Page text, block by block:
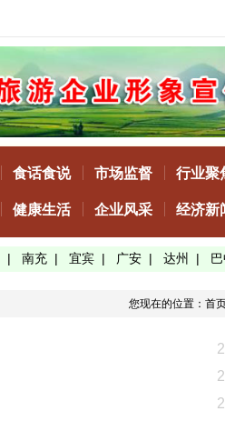
食话食说 市场监督 行业聚
健康生活 企业风采 经济新
| 南充 | 宜宾 | 广安 | 达州 |
您现在的位置： 首